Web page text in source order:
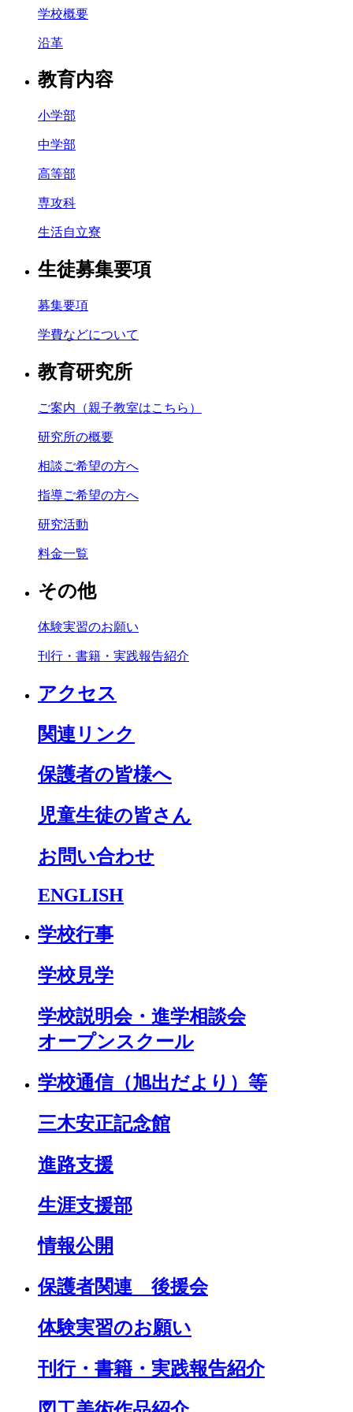
学校概要
沿革
教育内容
小学部
中学部
高等部
専攻科
生活自立寮
生徒募集要項
募集要項
学費などについて
教育研究所
ご案内（親子教室はこちら）
研究所の概要
相談ご希望の方へ
指導ご希望の方へ
研究活動
料金一覧
その他
体験実習のお願い
刊行・書籍・実践報告紹介
アクセス
関連リンク
保護者の皆様へ
児童生徒の皆さん
お問い合わせ
ENGLISH
学校行事
学校見学
学校説明会・進学相談会
オープンスクール
学校通信（旭出だより）等
三木安正記念館
進路支援
生涯支援部
情報公開
保護者関連 後援会
体験実習のお願い
刊行・書籍・実践報告紹介